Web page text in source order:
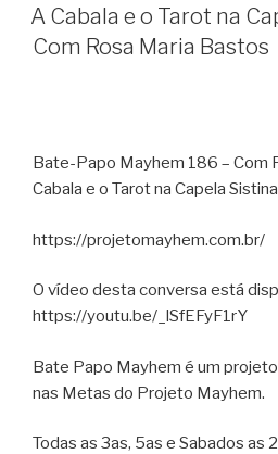
A Cabala e o Tarot na
Com Rosa Maria Bastos
Bate-Papo Mayhem 186 – Com
Cabala e o Tarot na Capela Sistina
https://projetomayhem.com.br/
O vídeo desta conversa está
https://youtu.be/_lSfEFyF1rY
Bate Papo Mayhem é um
nas Metas do Projeto Mayhem.
Todas as 3as, 5as e Sabados as